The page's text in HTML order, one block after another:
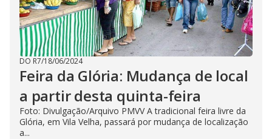
DO R7/18/06/2024
Feira da Glória: Mudança de local
a partir desta quinta-feira
Foto: Divulgação/Arquivo PMVV A tradicional feira livre da
Glória, em Vila Velha, passará por mudança de localização
a...